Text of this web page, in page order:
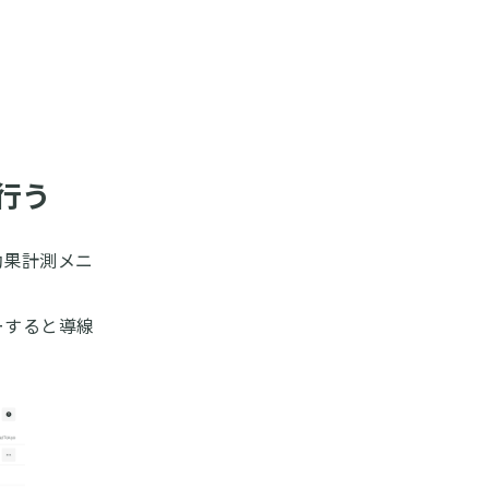
う
計測メニ
ると導線